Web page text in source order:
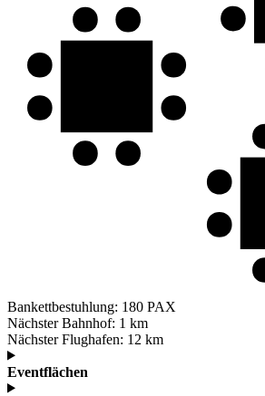
Bankettbestuhlung: 180 PAX
Nächster Bahnhof: 1 km
Nächster Flughafen: 12 km
Eventflächen